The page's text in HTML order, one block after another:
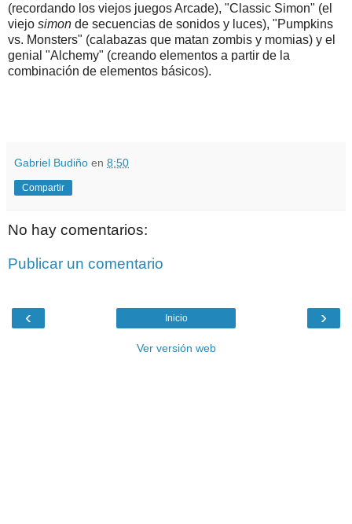
(recordando los viejos juegos Arcade), "Classic Simon" (el
viejo simon de secuencias de sonidos y luces), "Pumpkins
vs. Monsters" (calabazas que matan zombis y momias) y el
genial "Alchemy" (creando elementos a partir de la
combinación de elementos básicos).
Gabriel Budiño en 8:50
Compartir
No hay comentarios:
Publicar un comentario
‹ ›
Inicio
Ver versión web